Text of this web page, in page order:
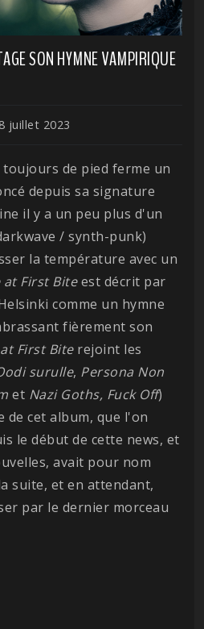
SON HYMNE VAMPIRIQUE
juillet 2023
de pied ferme un
depuis sa signature
il y a un peu plus d'un
/ synth-punk)
la température avec un
at First Biteest décrit par
comme un hymne
fièrement son
First Biterejoint les
surulle, Persona Non
et Nazi Goths, Fuck Off)
cet album, que l'on
le début de cette news, et
avait pour nom
suite, et en attendant,
par le dernier morceau